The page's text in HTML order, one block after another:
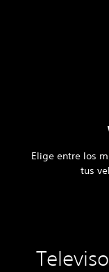
Elige entre los
tus